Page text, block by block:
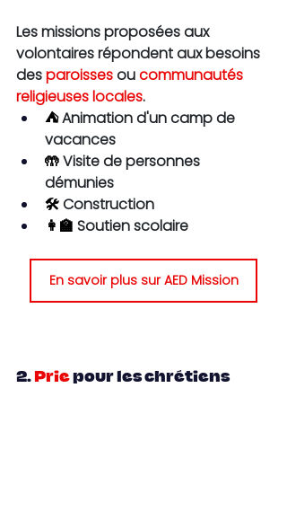
Les missions proposées aux
volontaires répondent aux besoins
des paroissesou communautés
religieuses locales.
⛺ Animation d'un camp de
vacances
🤲 Visite de personnes
démunies
🛠️ Construction
👩‍🏫 Soutien scolaire
En savoir plus sur AED Mission
2. Prie pour les chrétiens